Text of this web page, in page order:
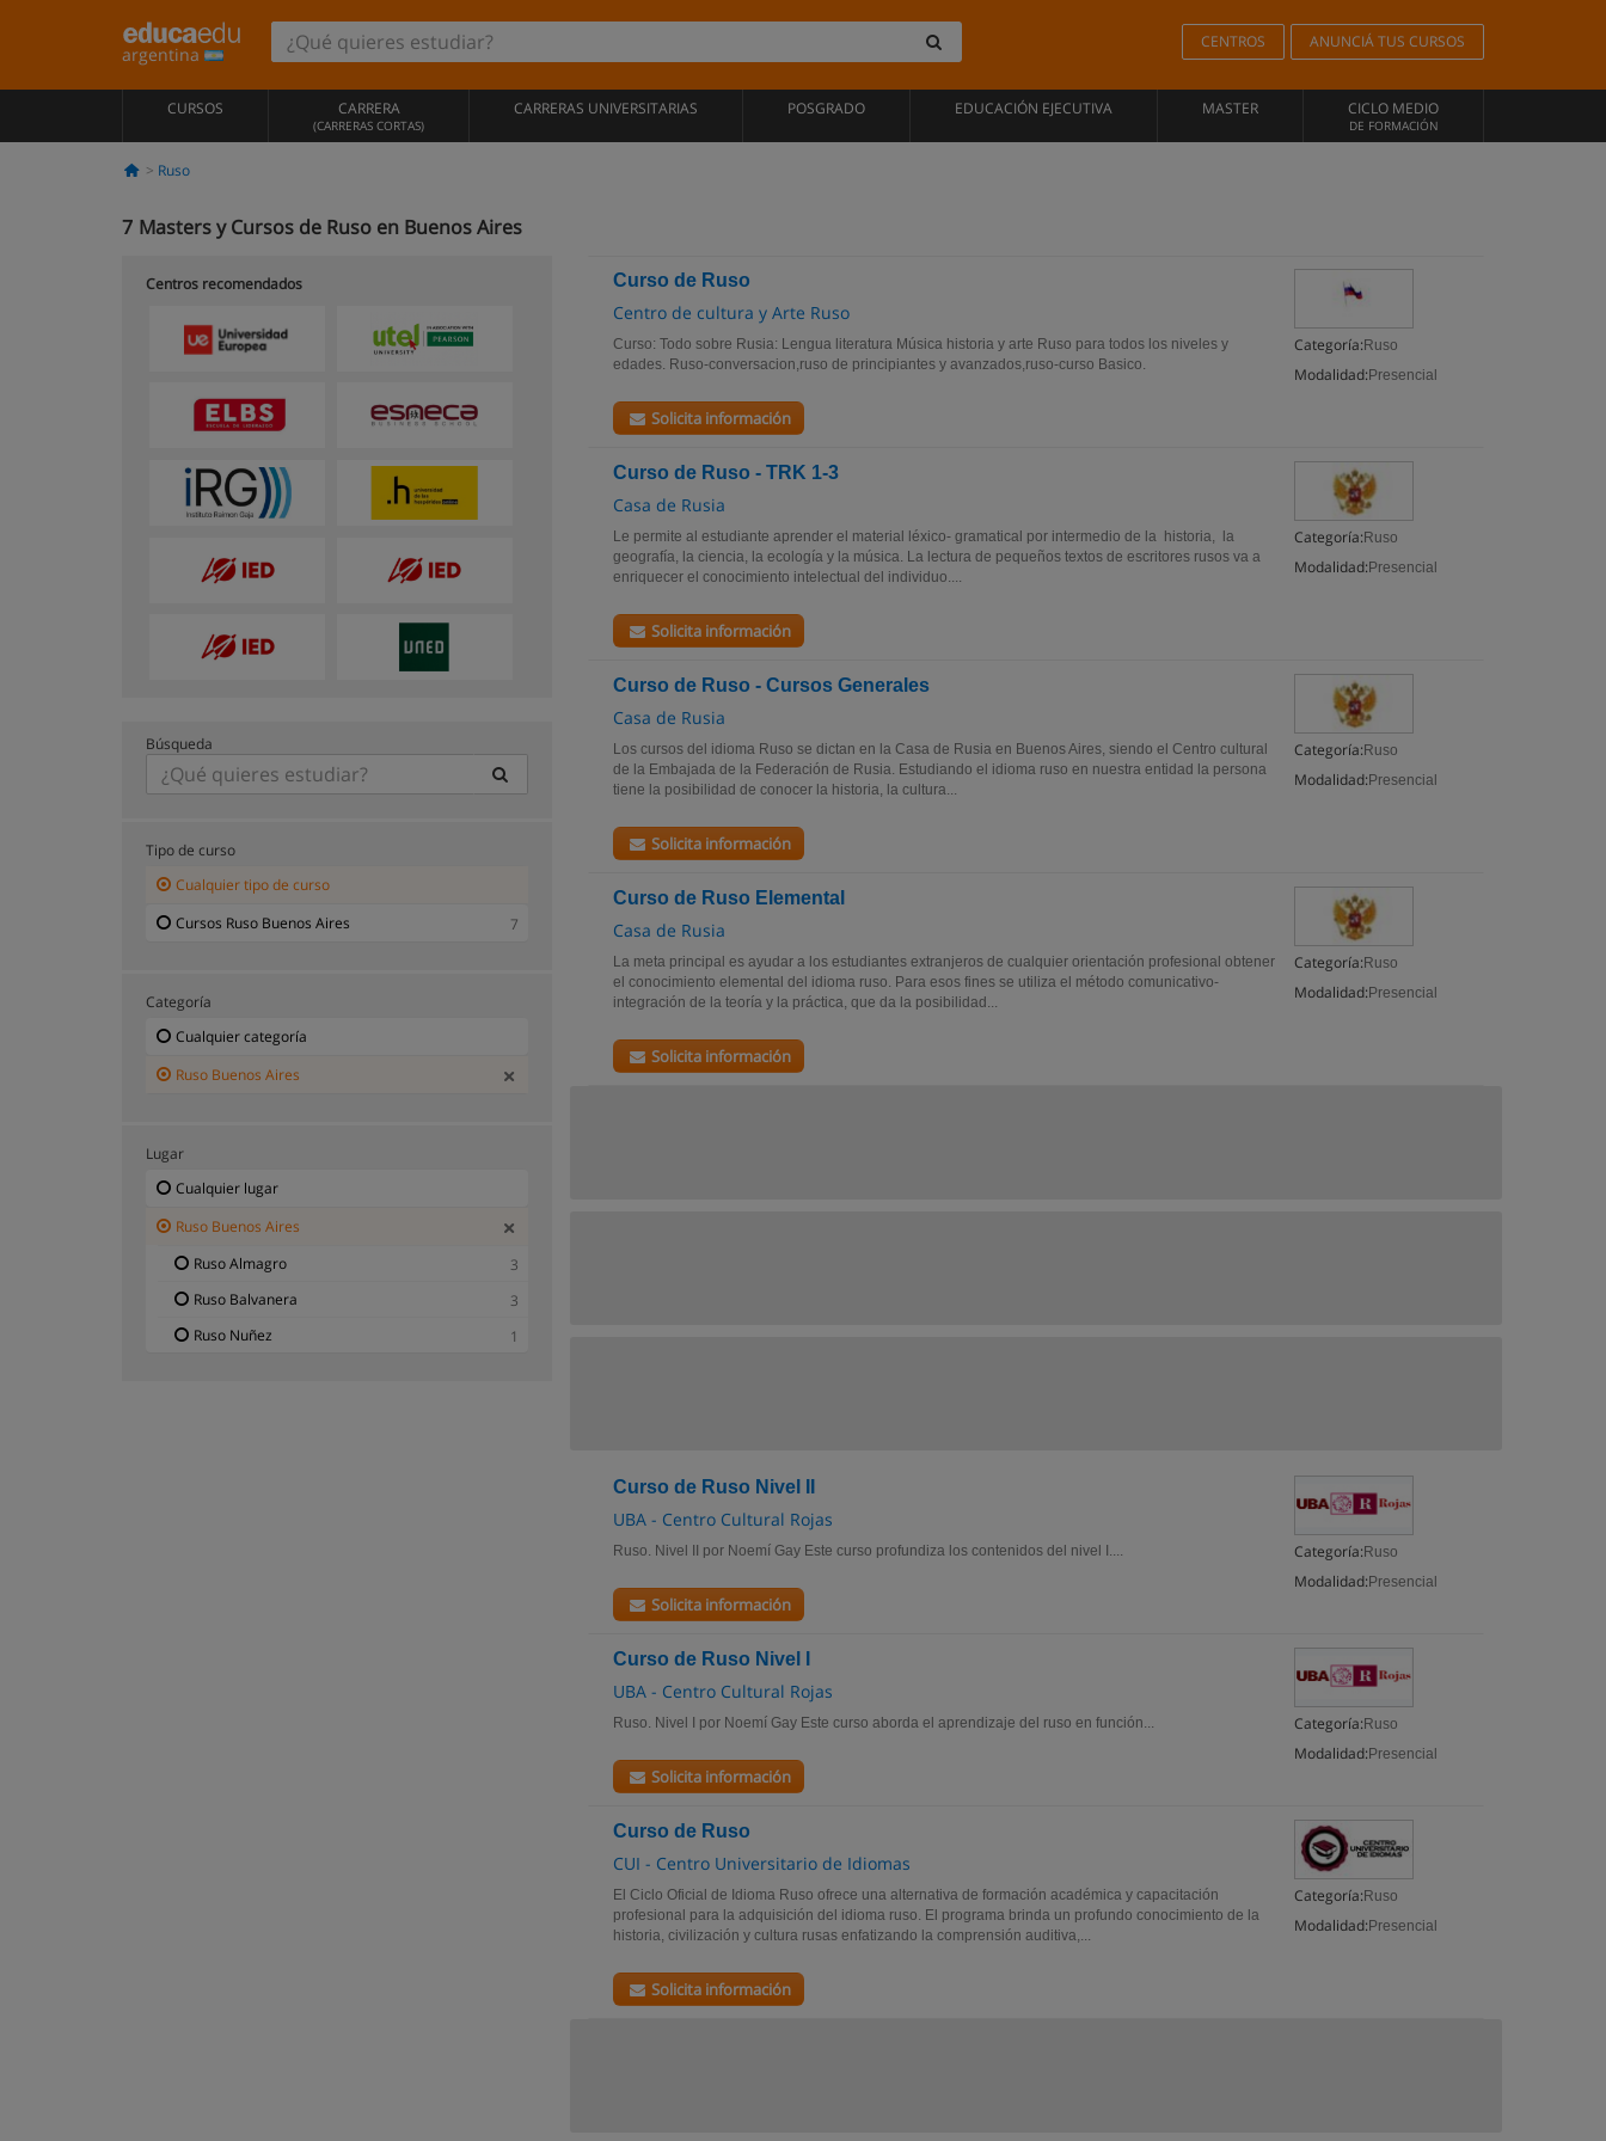
argentina
CENTROS ANUNCIÁ TUS CURSOS
CURSOS CARRERA
(CARRERAS CORTAS)
CARRERAS UNIVERSITARIAS POSGRADO EDUCACIÓN EJECUTIVA MASTER CICLO MEDIO
DE FORMACIÓN
Ruso
7 Masters y Cursos de Ruso en Buenos Aires
Curso de Ruso
Centro de cultura y Arte Ruso
Categoría: Ruso
Modalidad: Presencial
Curso: Todo sobre Rusia: Lengua literatura Música historia y arte Ruso para todos los niveles y
edades. Ruso-conversacion,ruso de principiantes y avanzados,ruso-curso Basico.
Solicita información
Curso de Ruso - TRK 1-3
Casa de Rusia
Categoría: Ruso
Modalidad: Presencial
Le permite al estudiante aprender el material léxico- gramatical por intermedio de la historia, la
geografía, la ciencia, la ecología y la música. La lectura de pequeños textos de escritores rusos va a
enriquecer el conocimiento intelectual del individuo....
Solicita información
Curso de Ruso - Cursos Generales
Casa de Rusia
Categoría: Ruso
Modalidad: Presencial
Los cursos del idioma Ruso se dictan en la Casa de Rusia en Buenos Aires, siendo el Centro cultural
de la Embajada de la Federación de Rusia. Estudiando el idioma ruso en nuestra entidad la persona
tiene la posibilidad de conocer la historia, la cultura...
Solicita información
Curso de Ruso Elemental
Casa de Rusia
Categoría: Ruso
Modalidad: Presencial
La meta principal es ayudar a los estudiantes extranjeros de cualquier orientación profesional obtener
el conocimiento elemental del idioma ruso. Para esos fines se utiliza el método comunicativo-
integración de la teoría y la práctica, que da la posibilidad...
Solicita información
Curso de Ruso Nivel II
UBA - Centro Cultural Rojas
Categoría: Ruso
Modalidad: Presencial
Ruso. Nivel II por Noemí Gay Este curso profundiza los contenidos del nivel I....
Solicita información
Curso de Ruso Nivel I
UBA - Centro Cultural Rojas
Categoría: Ruso
Modalidad: Presencial
Ruso. Nivel I por Noemí Gay Este curso aborda el aprendizaje del ruso en función...
Solicita información
Curso de Ruso
CUI - Centro Universitario de Idiomas
Categoría: Ruso
Modalidad: Presencial
El Ciclo Oficial de Idioma Ruso ofrece una alternativa de formación académica y capacitación
profesional para la adquisición del idioma ruso. El programa brinda un profundo conocimiento de la
historia, civilización y cultura rusas enfatizando la comprensión auditiva,...
Solicita información
Centros recomendados
Búsqueda
Tipo de curso
Cualquier tipo de curso
Cursos Ruso Buenos Aires
7
Categoría
Cualquier categoría
Ruso Buenos Aires
Lugar
Cualquier lugar
Ruso Buenos Aires
Ruso Almagro
3
Ruso Balvanera
3
Ruso Nuñez
1